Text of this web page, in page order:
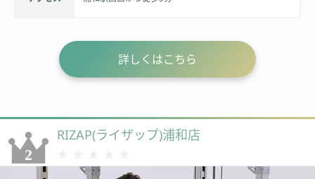
詳しくはこちら
RIZAP(ライザップ)浦和店